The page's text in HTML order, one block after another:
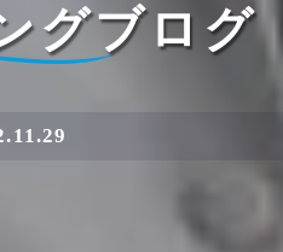
グブログ